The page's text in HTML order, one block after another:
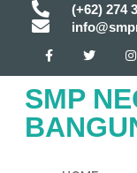
(+62) 274
SMP